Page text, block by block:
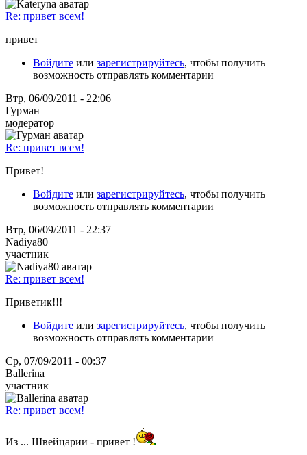
Re: привет всем!
привет
Войдите или зарегистрируйтесь, чтобы получить
возможность отправлять комментарии
Втр, 06/09/2011 - 22:06
Гурман
модератор
Re: привет всем!
Привет!
Войдите или зарегистрируйтесь, чтобы получить
возможность отправлять комментарии
Втр, 06/09/2011 - 22:37
Nadiya80
участник
Re: привет всем!
Приветик!!!
Войдите или зарегистрируйтесь, чтобы получить
возможность отправлять комментарии
Ср, 07/09/2011 - 00:37
Ballerina
участник
Re: привет всем!
Из ... Швейцарии - привет !